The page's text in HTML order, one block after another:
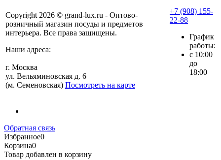
Copyright 2026 © grand-lux.ru - Оптово-
розничный магазин посуды и предметов
интерьера. Все права защищены.
Наши адреса:
г. Москва
ул. Вельяминовская д. 6
(м. Семеновская) Посмотреть на карте
+7 (908) 155-
22-88
График
работы:
с 10:00
до
18:00
Обратная связь
Избранное0
Корзина0
Товар добавлен в корзину